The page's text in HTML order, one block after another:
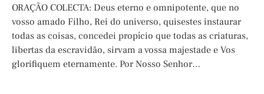
ORAÇÃO COLECTA: Deus eterno e omnipotente, que no
vosso amado Filho, Rei do universo, quisestes instaurar
todas as coisas, concedei propício que todas as criaturas,
libertas da escravidão, sirvam a vossa majestade e Vos
glorifiquem eternamente. Por Nosso Senhor…